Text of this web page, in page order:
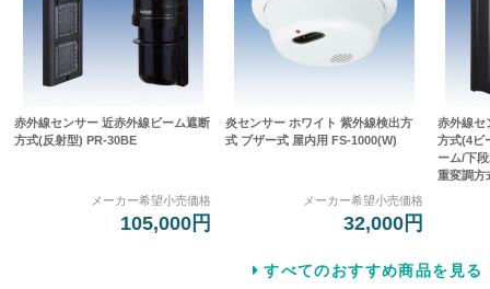
赤外線センサー 近赤外線ビーム遮断
方式(反射型) PR-30BE
メーカー希望小売価格
105,000円
炎センサー ホワイト 紫外線検出方
式 ブザー式 屋内用 FS-1000(W)
メーカー希望小売価格
32,000円
赤外線セ
方式(4ビ
ーム/下
重変調方
すべてのおすすめ商品を見る